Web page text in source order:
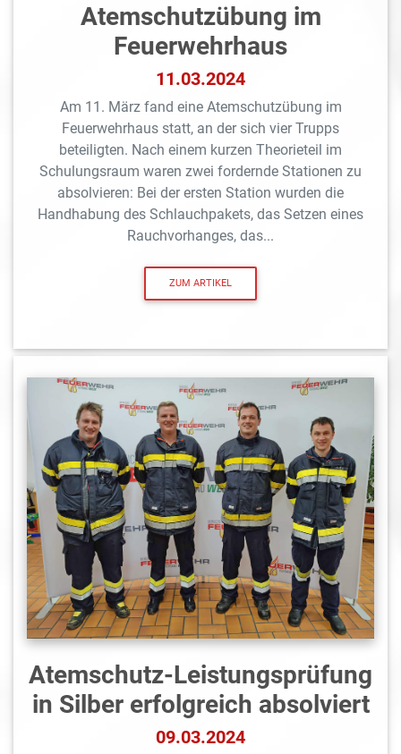
Atemschutzübung im
Feuerwehrhaus
11.03.2024
Am 11. März fand eine Atemschutzübung im
Feuerwehrhaus statt, an der sich vier Trupps
beteiligten. Nach einem kurzen Theorieteil im
Schulungsraum waren zwei fordernde Stationen zu
absolvieren: Bei der ersten Station wurden die
Handhabung des Schlauchpakets, das Setzen eines
Rauchvorhanges, das...
ZUM ARTIKEL
Atemschutz-Leistungsprüfung
in Silber erfolgreich absolviert
09.03.2024